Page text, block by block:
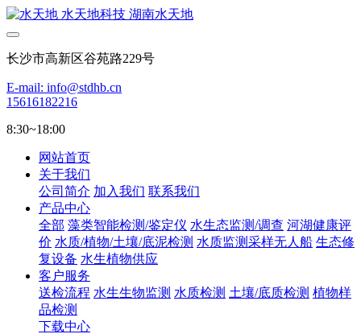
长沙市高新区谷苑路229号
E-mail: info@stdhb.cn
15616182216
8:30~18:00
网站首页
关于我们
公司简介 加入我们 联系我们
产品中心
全部 藻类智能检测/鉴定仪 水生态监测/调查 河湖健康评
价 水质/植物/土壤/底泥检测 水质监测采样无人船 生态修
复设备 水生植物供应
客户服务
送检流程 水生生物监测 水质检测 土壤/底质检测 植物样
品检测
下载中心